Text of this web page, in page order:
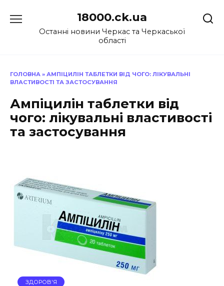
до
18000.ck.ua
Останні новини Черкас та Черкаської
області
ГОЛОВНА » АМПІЦИЛІН ТАБЛЕТКИ ВІД ЧОГО: ЛІКУВАЛЬНІ
ВЛАСТИВОСТІ ТА ЗАСТОСУВАННЯ
Ампіцилін таблетки від
чого: лікувальні властивості
та застосування
ЗДОРОВ'Я